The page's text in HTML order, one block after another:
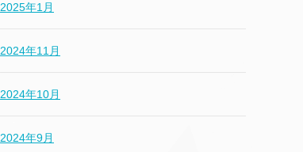
2025年1月
2024年11月
2024年10月
2024年9月